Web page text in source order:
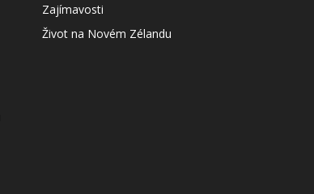
Zajímavosti
Život na Novém Zélandu